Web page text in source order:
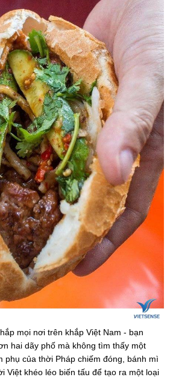
mọi nơi trên khắp Việt Nam - bạn
hai dãy phố mà không tìm thấy một
phụ của thời Pháp chiếm đóng, bánh mì
Việt khéo léo biến tấu để tạo ra một loại